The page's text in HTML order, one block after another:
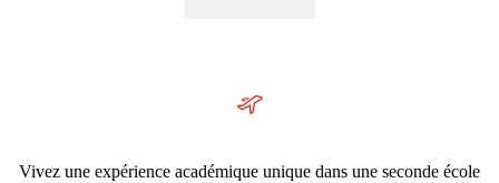
Vivez une expérience académique unique dans une seconde école